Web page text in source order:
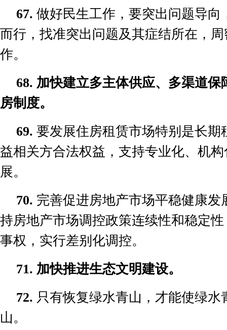
67. 做好民生工作，要突出问题导向
而行，找准突出问题及其症结所在，
作。
68. 加快建立多主体供应、多渠道保
房制度。
69. 要发展住房租赁市场特别是长期
益相关方合法权益，支持专业化、机
展。
70. 完善促进房地产市场平稳健康发
持房地产市场调控政策连续性和稳定
事权，实行差别化调控。
71. 加快推进生态文明建设。
72. 只有恢复绿水青山，才能使绿水
山。